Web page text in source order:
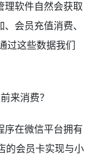
理软件自然会获取
会员充值消费、
过这些数据我们
序在微信平台拥有
的会员卡实现与小